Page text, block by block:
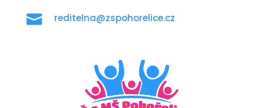
 reditelna@zspohorelice.cz